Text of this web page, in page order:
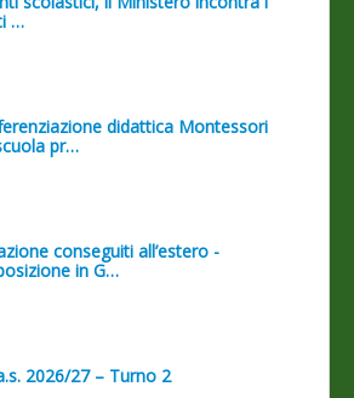
…
didattica Montessori
pr…
conseguiti all’estero -
in G…
2026/27 – Turno 2